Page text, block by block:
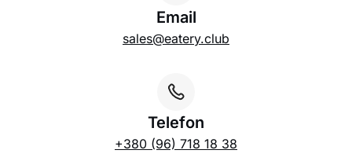
Email
sales@eatery.club
Telefon
+380 (96) 718 18 38